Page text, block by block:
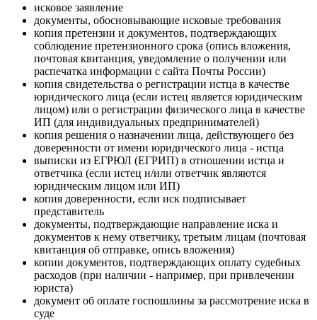
исковое заявление
документы, обосновывающие исковые требования
копия претензии и документов, подтверждающих
соблюдение претензионного срока (опись вложения,
почтовая квитанция, уведомление о получении или
распечатка информации с сайта Почты России)
копия свидетельства о регистрации истца в качестве
юридического лица (если истец является юридическим
лицом) или о регистрации физического лица в качестве
ИП (для индивидуальных предпринимателей)
копия решения о назначении лица, действующего без
доверенности от имени юридического лица - истца
выписки из ЕГРЮЛ (ЕГРИП) в отношении истца и
ответчика (если истец и/или ответчик являются
юридическим лицом или ИП)
копия доверенности, если иск подписывает
представитель
документы, подтверждающие направление иска и
документов к нему ответчику, третьим лицам (почтовая
квитанция об отправке, опись вложения)
копии документов, подтверждающих оплату судебных
расходов (при наличии - например, при привлечении
юриста)
документ об оплате госпошлины за рассмотрение иска в
суде